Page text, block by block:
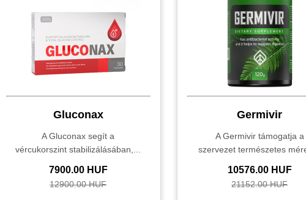
Gluconax
A Gluconax segít a
vércukorszint stabilizálásában,...
7900.00 HUF
12900.00 HUF
Germivir
A Germivir támogatja a
szervezet természetes
10576.00 HUF
21152.00 HUF